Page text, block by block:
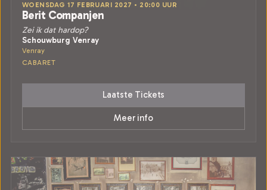
WOENSDAG 17 FEBRUARI 2027 • 20:00 UUR
Berit Companjen
Zei ik dat hardop?
Schouwburg Venray
Venray
CABARET
Laatste Tickets
Meer info